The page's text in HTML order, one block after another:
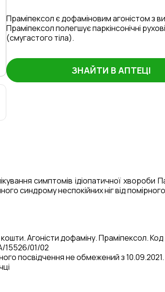
Праміпексол є дофаміновим агоністом з
Праміпексол полегшує паркінсонічні
(смугастого тіла).
ЗНАЙТИ В АПТЕЦІ
ікування симптомів ідіопатичної
синдрому неспокійних ніг від
кошти. Агоністи дофаміну. Праміпексол.
15526/01/02
посвідчення не обмежений з 10.09.2021.